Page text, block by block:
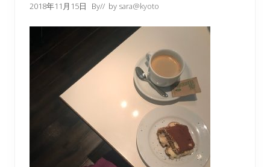
2018年11月15日 By// by sara@kyoto